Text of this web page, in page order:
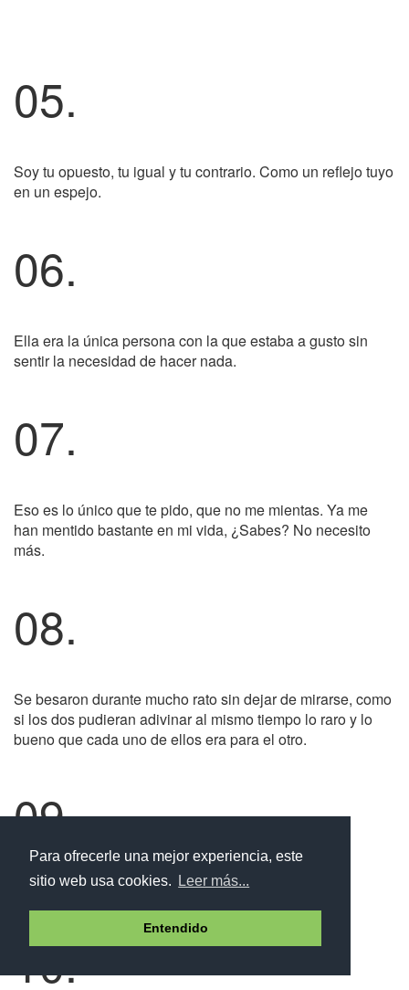
Para ofrecerle una mejor experiencia, este
sitio web usa cookies.
Leer más...
Entendido
05.
Soy tu opuesto, tu igual y tu contrario. Como un reflejo tuyo
en un espejo.
06.
Ella era la única persona con la que estaba a gusto sin
sentir la necesidad de hacer nada.
07.
Eso es lo único que te pido, que no me mientas. Ya me
han mentido bastante en mi vida, ¿Sabes? No necesito
más.
08.
Se besaron durante mucho rato sin dejar de mirarse, como
si los dos pudieran adivinar al mismo tiempo lo raro y lo
bueno que cada uno de ellos era para el otro.
09.
Parecía un hombre triste.
10.